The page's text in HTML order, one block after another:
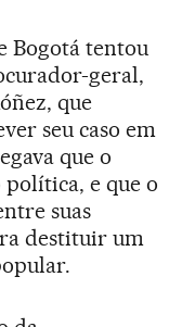
Bogotá tentou
geral,
que
seu caso em
que o
política, e que o
suas
destituir um